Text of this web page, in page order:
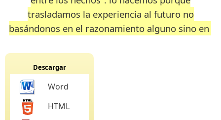
trasladamos la experiencia al futuro no
basándonos en el razonamiento alguno sino en
Descargar
Word
HTML